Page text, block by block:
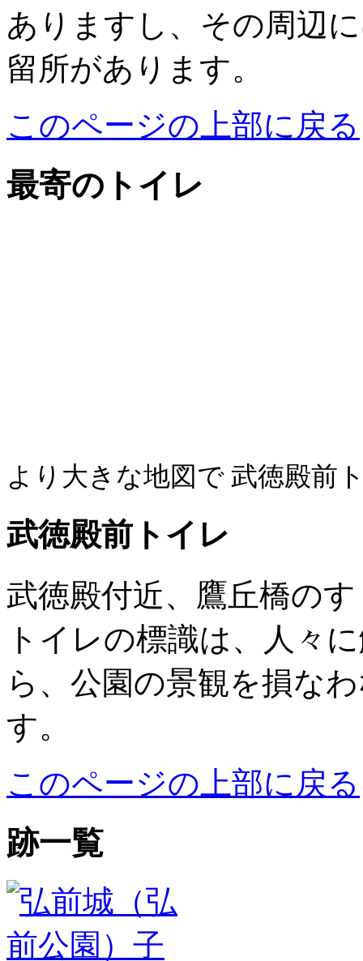
ありますし、その周辺
留所があります。
このページの上部に戻る
最寄のトイレ
より大きな地図で 武徳殿前
武徳殿前トイレ
武徳殿付近、鷹丘橋の
トイレの標識は、人々
ら、公園の景観を損な
す。
このページの上部に戻る
跡一覧